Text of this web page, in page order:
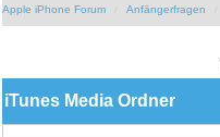
Apple iPhone Forum Anfängerfragen
iTunes Media Ordner